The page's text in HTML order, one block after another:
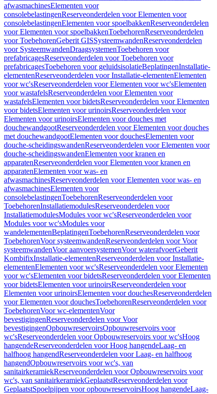
afwasmachinesElementen voor
consolebelastingenReserveonderdelen voor Elementen voor
consolebelastingenElementen voor spoelbakkenReserveonderdelen
voor Elementen voor spoelbakkenToebehorenReserveonderdelen
voor ToebehorenGeberit GISSysteemwandenReserveonderdelen
voor SysteemwandenDraagsystemenToebehoren voor
prefabricagesReserveonderdelen voor Toebehoren voor
prefabricagesToebehoren voor geluidsisolatieBeplatingenInstallatie-
elementenReserveonderdelen voor Installatie-elementenElementen
voor wc'sReserveonderdelen voor Elementen voor wc'sElementen
voor wastafelsReserveonderdelen voor Elementen voor
wastafelsElementen voor bidetsReserveonderdelen voor Elementen
voor bidetsElementen voor urinoirsReserveonderdelen voor
Elementen voor urinoirsElementen voor douches met
douchewandgootReserveonderdelen voor Elementen voor douches
met douchewandgootElementen voor douchesElementen voor
douche-scheidingswandenReserveonderdelen voor Elementen voor
douche-scheidingswandenElementen voor kranen en
apparatenReserveonderdelen voor Elementen voor kranen en
apparatenElementen voor was- en
afwasmachinesReserveonderdelen voor Elementen voor was- en
afwasmachinesElementen voor
consolebelastingenToebehorenReserveonderdelen voor
ToebehorenInstallatiemodulesReserveonderdelen voor
InstallatiemodulesModules voor wc'sReserveonderdelen voor
Modules voor wc'sModules voor
wandelementenBeplatingenToebehorenReserveonderdelen voor
ToebehorenVoor systeemwandenReserveonderdelen voor Voor
systeemwandenVoor aanvoersystemenVoor waterafvoerGeberit
KombifixInstallatie-elementenReserveonderdelen voor Installatie-
elementenElementen voor wc'sReserveonderdelen voor Elementen
voor wc'sElementen voor bidetsReserveonderdelen voor Elementen
voor bidetsElementen voor urinoirsReserveonderdelen voor
Elementen voor urinoirsElementen voor douchesReserveonderdelen
voor Elementen voor douchesToebehorenReserveonderdelen voor
ToebehorenVoor wc-elementenVoor
bevestigingenReserveonderdelen voor Voor
bevestigingenOpbouwreservoirsOpbouwreservoirs voor
wc'sReserveonderdelen voor Opbouwreservoirs voor wc'sHoog
hangendeReserveonderdelen voor Hoog hangendeLaag- en
halfhoog hangendReserveonderdelen voor Laag- en halfhoog
hangendOpbouwreservoirs voor wc's, van
sanitairkeramiekReserveonderdelen voor Opbouwreservoirs voor
wc's, van sanitairkeramiekGeplaatstReserveonderdelen voor
GeplaatstSpoelpijpen voor opbouwreservoirsHoog hangendeLaag-